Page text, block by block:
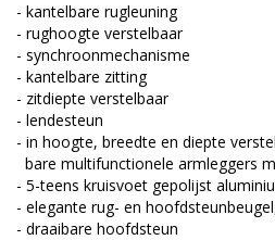
- kantelbare rugleuning
- rughoogte verstelbaar
- synchroonmechanisme
- kantelbare zitting
- zitdiepte verstelbaar
- lendesteun
- in hoogte, breedte en diepte
bare multifunctionele armleggers
- 5-teens kruisvoet gepolijst
- elegante rug- en
- draaibare hoofdsteun